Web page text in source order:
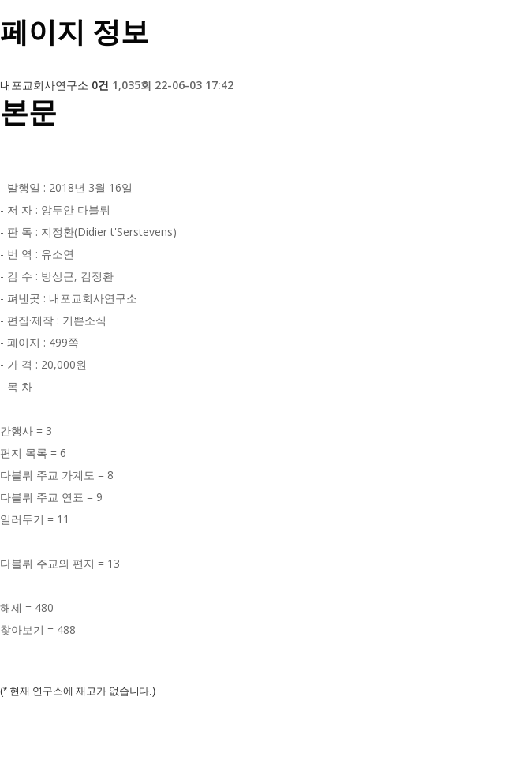
페이지 정보
내포교회사연구소 0건 1,035회 22-06-03 17:42
본문
- 발행일 : 2018년 3월 16일
- 저 자 : 앙투안 다블뤼
- 판 독 : 지정환(Didier t'Serstevens)
- 번 역 : 유소연
- 감 수 : 방상근, 김정환
- 펴낸곳 : 내포교회사연구소
- 편집·제작 : 기쁜소식
- 페이지 : 499쪽
- 가 격 : 20,000원
- 목 차
간행사 = 3
편지 목록 = 6
다블뤼 주교 가계도 = 8
다블뤼 주교 연표 = 9
일러두기 = 11
다블뤼 주교의 편지 = 13
해제 = 480
찾아보기 = 488
(* 현재 연구소에 재고가 없습니다.)